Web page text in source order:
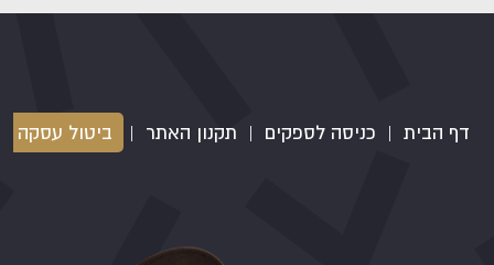
דף הבית | כניסה לספקים | תקנון האתר | ביטול עסקה